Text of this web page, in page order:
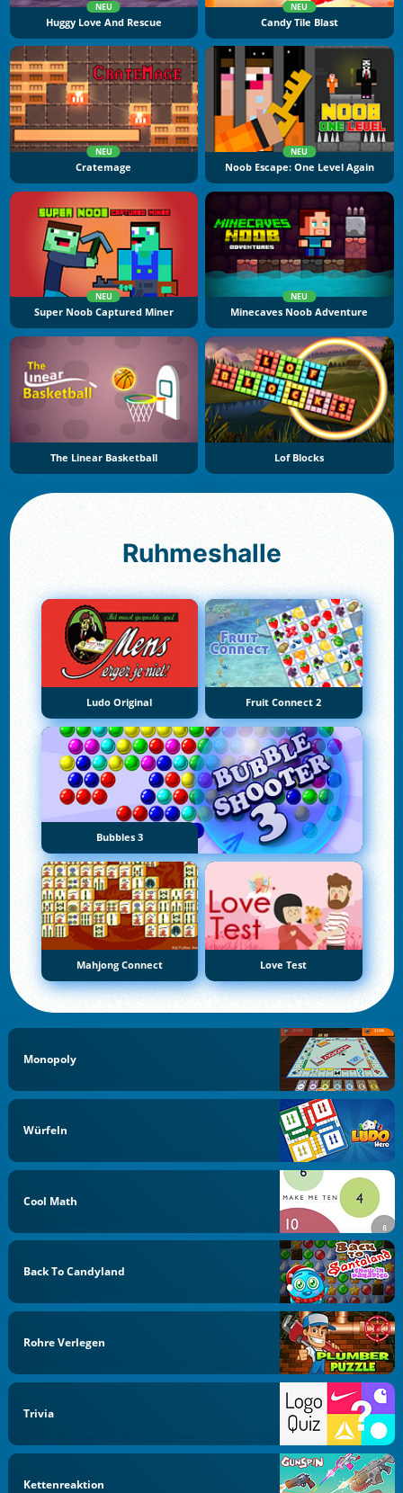
NEU
Huggy Love And Rescue
NEU
Candy Tile Blast
NEU
Cratemage
NEU
Noob Escape: One Level Again
NEU
Super Noob Captured Miner
NEU
Minecaves Noob Adventure
The Linear Basketball Lof Blocks
Ruhmeshalle
Ludo Original Fruit Connect 2
Bubbles 3
Mahjong Connect Love Test
Monopoly
Würfeln
Cool Math
Back To Candyland
Rohre Verlegen
Trivia
Kettenreaktion